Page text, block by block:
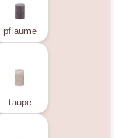
pflaume
taupe